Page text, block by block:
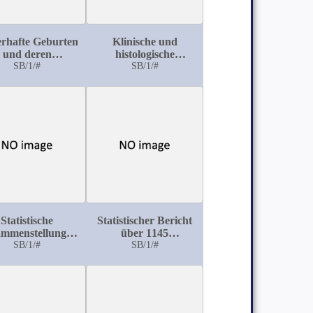
Geburten
und deren
SB/1/#
Klinische und
histologische
Untersuchungen über
SB/1/#
Statistische
an der Basler
SB/1/#
Statistischer Bericht
über 1145
französische Invaliden
SB/1/#